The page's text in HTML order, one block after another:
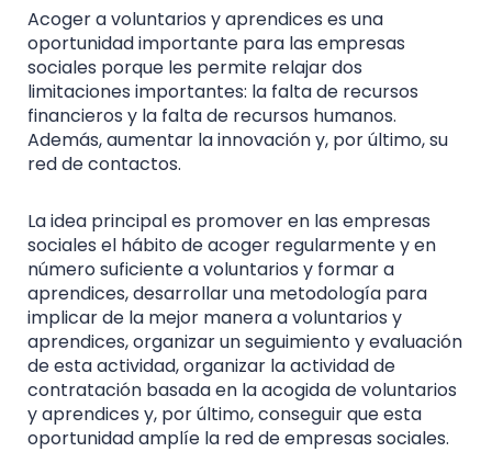
Acoger a voluntarios y aprendices es una
oportunidad importante para las empresas
sociales porque les permite relajar dos
limitaciones importantes: la falta de recursos
financieros y la falta de recursos humanos.
Además, aumentar la innovación y, por último, su
red de contactos.
La idea principal es promover en las empresas
sociales el hábito de acoger regularmente y en
número suficiente a voluntarios y formar a
aprendices, desarrollar una metodología para
implicar de la mejor manera a voluntarios y
aprendices, organizar un seguimiento y evaluación
de esta actividad, organizar la actividad de
contratación basada en la acogida de voluntarios
y aprendices y, por último, conseguir que esta
oportunidad amplíe la red de empresas sociales.